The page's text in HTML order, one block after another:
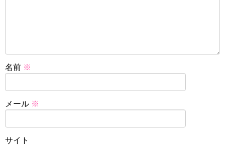
名前 ※
メール ※
サイト